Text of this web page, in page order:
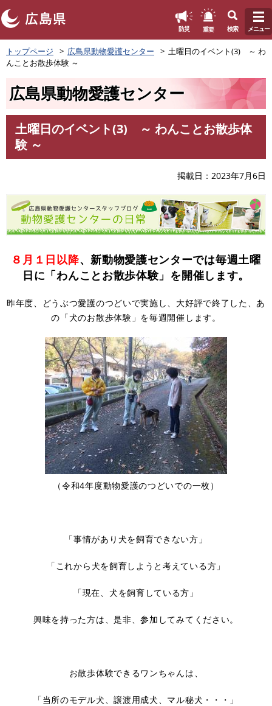
ペ
ー
ジ
防災 重要 検索 メニュー
トップページ 広島県動物愛護センター
土曜日のイベント(3) ～ わ
んことお散歩体験 ～
広島県動物愛護センター
土曜日のイベント(3) ～ わんことお散歩体
験 ～
掲載日 2023年7月6日
８月１日以降、新動物愛護センターでは毎週土曜
日に「わんことお散歩体験」を開催します。
昨年度、どうぶつ愛護のつどいで実施し、大好評で終了した、あ
の「犬のお散歩体験」を毎週開催します。
（令和4年度動物愛護のつどいでの一枚）
「事情があり犬を飼育できない方」
「これから犬を飼育しようと考えている方」
「現在、犬を飼育している方」
興味を持った方は、是非、参加してみてください。
お散歩体験できるワンちゃんは、
「当所のモデル犬、譲渡用成犬、マル秘犬・・・」